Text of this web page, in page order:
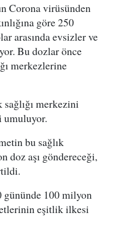
Corona virüsünden
göre 250
arasında evsizler ve
Bu dozlar önce
merkezlerine
merkezini
umuluyor.
bu sağlık
doz aşı göndereceği,
100 milyon
eşitlik ilkesi